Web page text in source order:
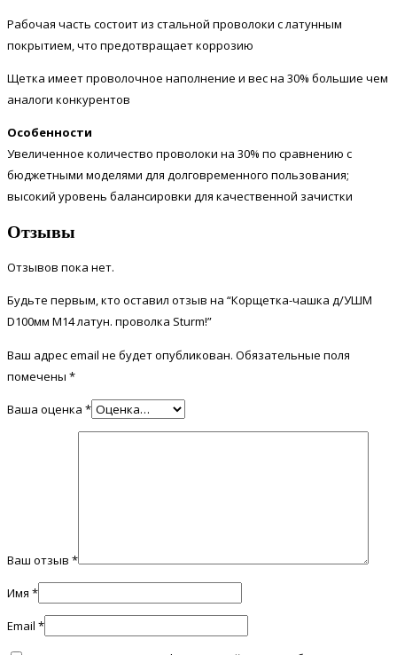
Рабочая часть состоит из стальной проволоки с латунным
покрытием, что предотвращает коррозию
Щетка имеет проволочное наполнение и вес на 30% большие чем
аналоги конкурентов
Особенности
Увеличенное количество проволоки на 30% по сравнению с
бюджетными моделями для долговременного пользования;
высокий уровень балансировки для качественной зачистки
Отзывы
Отзывов пока нет.
Будьте первым, кто оставил отзыв на “Корщетка-чашка д/УШМ
D100мм М14 латун. проволка Sturm!”
Ваш адрес email не будет опубликован. Обязательные поля
помечены *
Ваша оценка *
Ваш отзыв *
Имя *
Email *